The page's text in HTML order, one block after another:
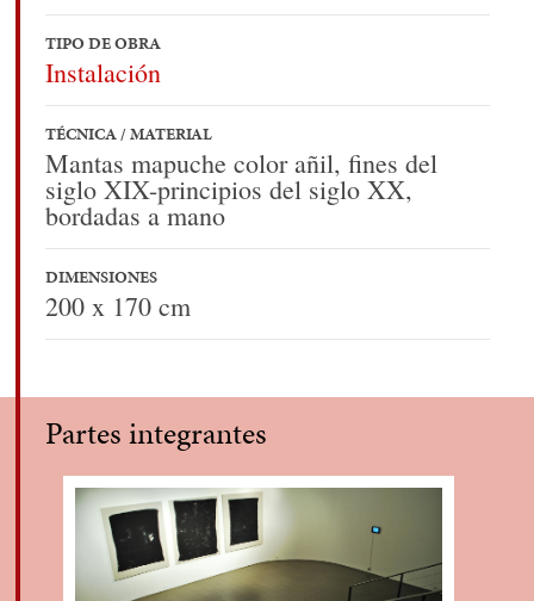
TIPO DE OBRA
Instalación
TÉCNICA / MATERIAL
Mantas mapuche color añil, fines del
siglo XIX-principios del siglo XX,
bordadas a mano
DIMENSIONES
200 x 170 cm
Partes integrantes